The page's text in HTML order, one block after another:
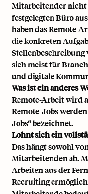
Mitarbeitender nicht
festgelegten Büro
haben das Remote-
die konkreten
Stellenbeschreibung
sich meist für
und digitale
Was ist ein anderes
Remote-Arbeit wird
Remote-Jobs
Jobs“ bezeichnet.
Lohnt sich ein
Das hängt sowohl
Mitarbeitenden ab.
Arbeiten aus der
Recruiting